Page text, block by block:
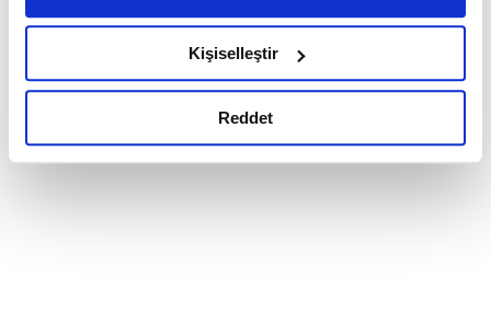
6698 sayılı Kişisel Verilerin Korunması Kanunu uyarınca
okumak ve sitemizi ziyaretiniz kapsamında
gerçekleştirilen veri işleme faaliyetleri ile ilgili daha
detaylı bilgi almak için lütfentıklayınız.
Kişiselleştir
Reddet